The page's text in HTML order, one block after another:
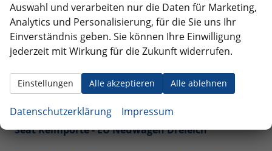
Nissan Reimporte - EU Neuwagen Dreieich
Opel Reimporte - EU Neuwagen Dreieich
Peugeot Reimporte - EU Neuwagen Dreieich
Seat Reimporte - EU Neuwagen Dreieich
Auswahl und verarbeiten nur die Daten für Marketing,
Analytics und Personalisierung, für die Sie uns Ihr
Einverständnis geben. Sie können Ihre Einwilligung
jederzeit mit Wirkung für die Zukunft widerrufen.
Alle akzeptieren Alle ablehnen
Einstellungen
Datenschutzerklärung Impressum